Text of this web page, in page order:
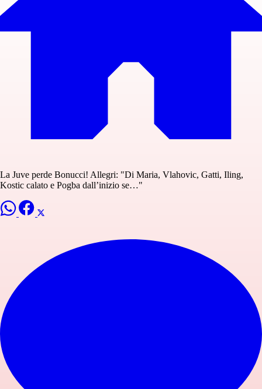
La Juve perde Bonucci! Allegri: "Di Maria, Vlahovic, Gatti, Iling,
Kostic calato e Pogba dall’inizio se…"